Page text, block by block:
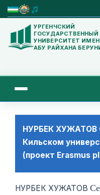
УРГЕНЧСКИЙ
ГОСУДАРСТВЕННЫЙ
УНИВЕРСИТЕТ
АБУ РАЙХАНА
НУРБЕК ХУЖАТОВ
Кильском
(проект Erasmus
НУРБЕК ХУЖАТОВ